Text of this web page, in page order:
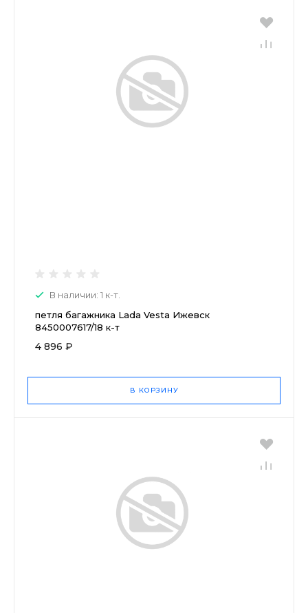
В наличии: 1 к-т.
петля багажника Lada Vesta Ижевск
8450007617/18 к-т
4 896 ₽
В КОРЗИНУ